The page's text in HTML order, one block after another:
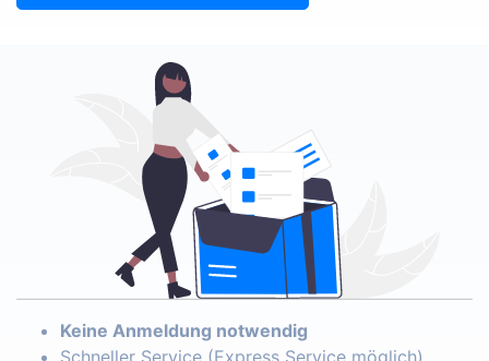
Keine Anmeldung notwendig